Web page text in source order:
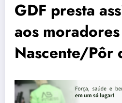
GDF presta
aos
Nascente/Pôr